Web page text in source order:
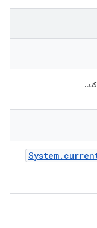
System.